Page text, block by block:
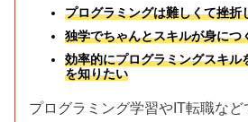
プログラミングは難しくて挫折
独学でちゃんとスキルが身につ
効率的にプログラミングスキル
を知りたい
プログラミング学習やIT転職な